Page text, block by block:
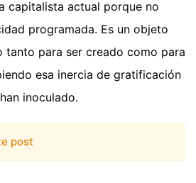
capitalista actual porque no
programada. Es un objeto
tanto para ser creado como para
esa inercia de gratificación
inoculado.
post